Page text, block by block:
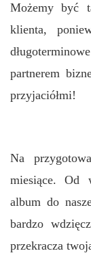
Możemy być
klienta,
partnerem
przyjaciółmi!
Na
miesiące. Od
album do
bardzo
przekracza